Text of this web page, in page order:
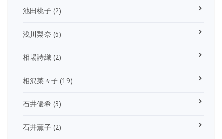
池田桃子(2)
浅川梨奈 (6)
相場詩織 (2)
相沢菜々子 (19)
石井優希(3)
石井薫子(2)